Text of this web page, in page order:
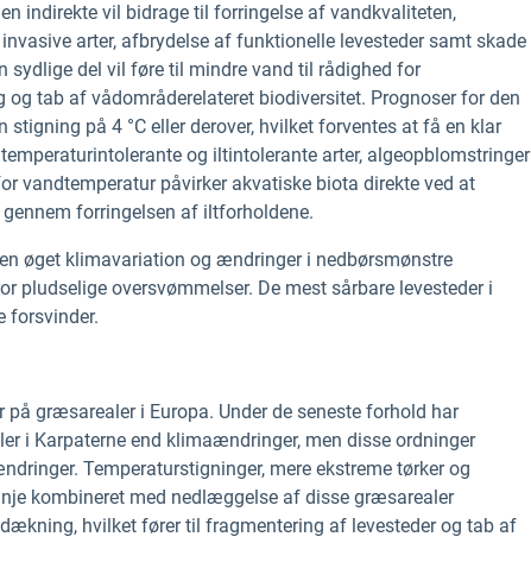
indirekte vil bidrage til forringelse af vandkvaliteten,
arter, afbrydelse af funktionelle levesteder samt skade
sydlige del vil føre til mindre vand til rådighed for
tab af vådområderelateret biodiversitet. Prognoser for den
på 4 °C eller derover, hvilket forventes at få en klar
og iltintolerante arter, algeopblomstringer
vandtemperatur påvirker akvatiske biota direkte ved at
forringelsen af iltforholdene.
øget klimavariation og ændringer i nedbørsmønstre
oversvømmelser. De mest sårbare levesteder i
forsvinder.
græsarealer i Europa. Under de seneste forhold har
i Karpaterne end klimaændringer, men disse ordninger
Temperaturstigninger, mere ekstreme tørker og
kombineret med nedlæggelse af disse græsarealer
hvilket fører til fragmentering af levesteder og tab af